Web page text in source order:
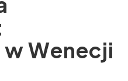
Wenecji